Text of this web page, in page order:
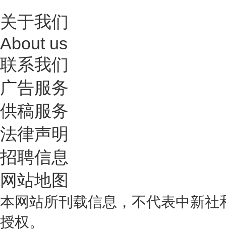
关于我们
About us
联系我们
广告服务
供稿服务
法律声明
招聘信息
网站地图
本网站所刊载信息，不代表中新
授权。